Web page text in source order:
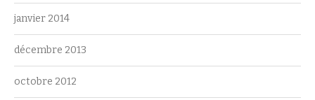
janvier 2014
décembre 2013
octobre 2012